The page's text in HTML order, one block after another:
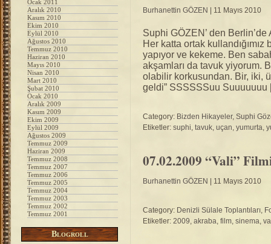
Ocak 2011
Aralık 2010
Kasım 2010
Ekim 2010
Eylül 2010
Ağustos 2010
Temmuz 2010
Haziran 2010
Mayıs 2010
Nisan 2010
Mart 2010
Şubat 2010
Ocak 2010
Aralık 2009
Kasım 2009
Ekim 2009
Eylül 2009
Ağustos 2009
Temmuz 2009
Haziran 2009
Temmuz 2008
Temmuz 2007
Temmuz 2006
Temmuz 2005
Temmuz 2004
Temmuz 2003
Temmuz 2002
Temmuz 2001
Blogroll
Burhanettin GÖZEN | 11 Mayıs 2010
Suphi GÖZEN’ den
Her katta ortak
yapıyor ve kekeme. Ben
akşamları da tavuk yiyorum.
olabilir korkusundan. Bir, iki,
geldi” SSSSSSuu
Category: Bizden Hikayeler, Suphi
Etiketler: suphi, tavuk, uçan, yumurta,
07.02.2009 “Vali”
Burhanettin GÖZEN | 11 Mayıs 2010
Category: Denizli Sülale Toplantıları,
Etiketler: 2009, akraba, film, sinema,